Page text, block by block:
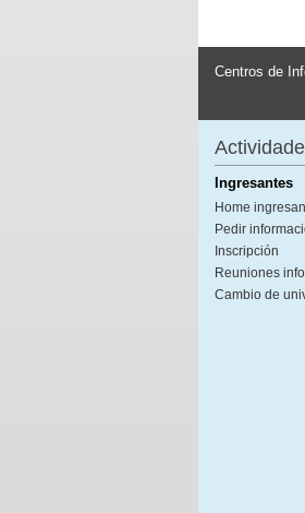
Centros de
Ingresantes
Home
Pedir
Inscripción
Reuniones
Cambio de